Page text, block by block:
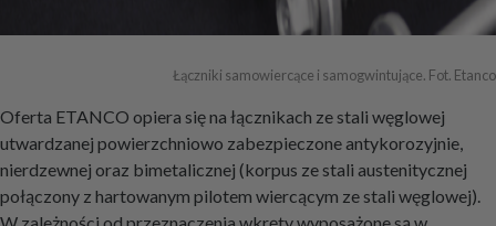
Łączniki samowiercące i samogwintujące. Fot. Etanco
Oferta ETANCO opiera się na łącznikach ze stali węglowej
utwardzanej powierzchniowo zabezpieczone antykorozyjnie,
nierdzewnej oraz bimetalicznej (korpus ze stali austenitycznej
połączony z hartowanym pilotem wiercącym ze stali węglowej).